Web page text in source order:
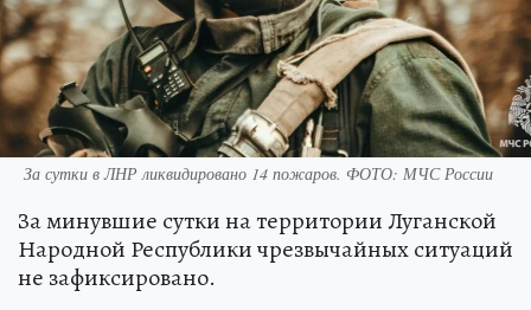
За сутки в ЛНР ликвидировано 14 пожаров. ФОТО: МЧС России
За минувшие сутки на территории Луганской
Народной Республики чрезвычайных ситуаций
не зафиксировано.